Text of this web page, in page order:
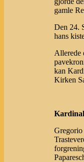
gamle
Den 24.
hans
Allerede
kan
Kirken
Gregorio